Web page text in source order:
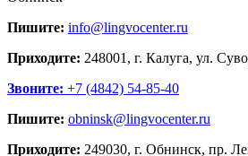
Пишите: info@lingvocenter.ru
Приходите: 248001, г. Калуга, ул.
Звоните: +7 (4842) 54-85-40
Пишите: obninsk@lingvocenter.ru
Приходите: 249030, г. Обнинск, пр.